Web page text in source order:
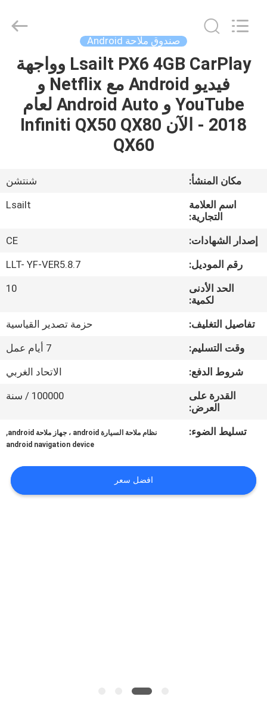
منزل،
منتجات
فيديو
معلومات
عنا
جولة
المعمل
مراقبة
الجودة
أخبار
Electron
Co.,Ltd.
صندوق ملاحة Android
Lsailt PX6 4GB CarPlay وواجهة
فيديو Android مع Netflix و
YouTube و Android Auto لعام
2018 - الآن Infiniti QX50 QX80
QX60
مكان المنشأ:
شنتشن
اسم العلامة
التجارية:
Lsailt
إصدار الشهادات:
CE
رقم الموديل:
LLT- YF-VER5.8.7
الحد الأدنى
لكمية:
10
تفاصيل التغليف:
حزمة تصدير القياسية
وقت التسليم:
7 أيام عمل
شروط الدفع:
الاتحاد الغربي
القدرة على
العرض:
100000 / سنة
تسليط الضوء: نظام ملاحة السيارة android ، جهاز ملاحة android ,
android navigation device
افضل سعر